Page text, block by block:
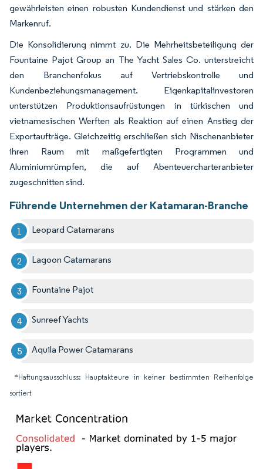
gewährleisten einen robusten Kundendienst und stärken den
Markenruf.
Die Konsolidierung nimmt zu. Die Mehrheitsbeteiligung der
Fountaine Pajot Group an The Yacht Sales Co. unterstreicht
den Branchenfokus auf Vertriebskontrolle und
Kundenbeziehungsmanagement. Eigenkapitalinvestoren
unterstützen Produktionsaufrüstungen in türkischen und
vietnamesischen Werften als Reaktion auf einen Anstieg der
Exportaufträge. Gleichzeitig erschließen sich Nischenanbieter
ihren Raum mit maßgefertigten Programmen und
Aluminiumrümpfen, die auf Abenteuercharteranbieter
zugeschnitten sind.
Führende Unternehmen der Katamaran-Branche
Leopard Catamarans
Lagoon Catamarans
Fountaine Pajot
Sunreef Yachts
Aquila Power Catamarans
*Haftungsausschluss: Hauptakteure in keiner bestimmten Reihenfolge
sortiert